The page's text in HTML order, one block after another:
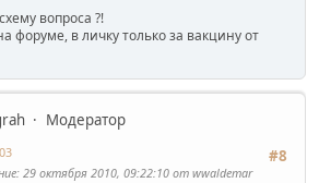
вопроса ?!
форуме, в личку только за вакцину от
Модератор
#8
: 29 октября 2010, 09:22:10 от wwaldemar